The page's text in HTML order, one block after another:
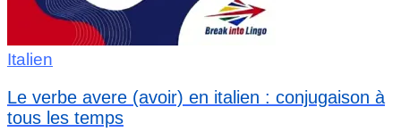
Italien
Le verbe avere (avoir) en italien : conjugaison à
tous les temps